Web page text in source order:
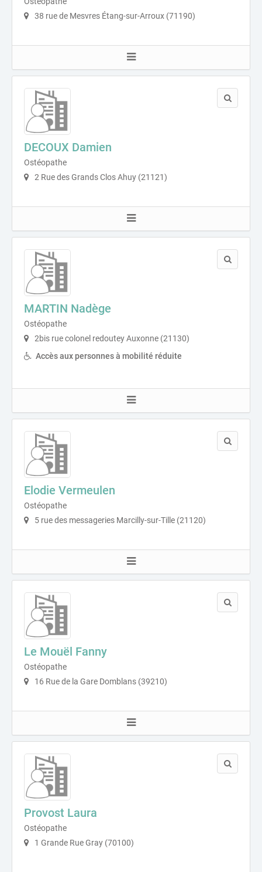
38 rue de Mesvres Étang-sur-Arroux (71190)
DECOUX Damien
Ostéopathe
2 Rue des Grands Clos Ahuy (21121)
MARTIN Nadège
Ostéopathe
2bis rue colonel redoutey Auxonne (21130)
Accès aux personnes à mobilité réduite
Elodie Vermeulen
Ostéopathe
5 rue des messageries Marcilly-sur-Tille (21120)
Le Mouël Fanny
Ostéopathe
16 Rue de la Gare Domblans (39210)
Provost Laura
Ostéopathe
1 Grande Rue Gray (70100)